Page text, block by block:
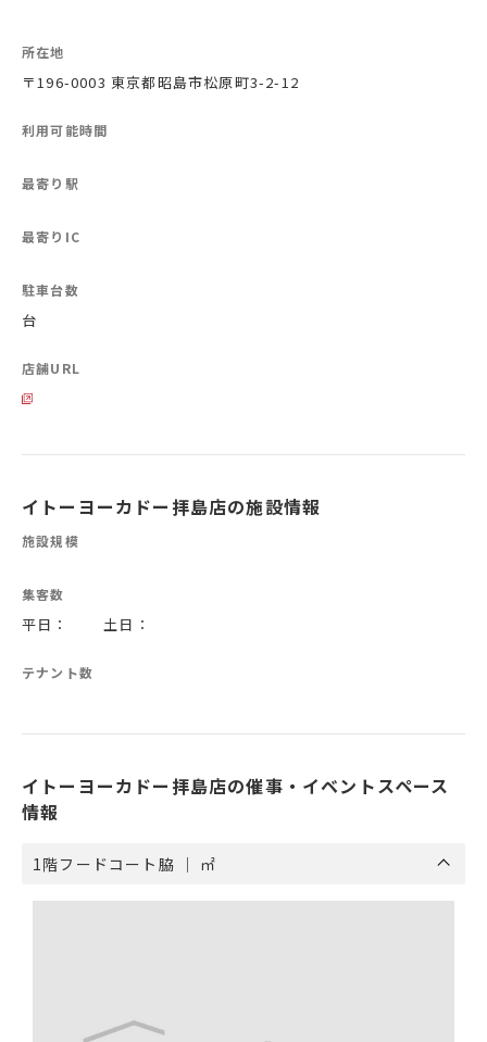
所在地
〒196-0003 東京都昭島市松原町3-2-12
利用可能時間
最寄り駅
最寄りIC
駐車台数
台
店舗URL
イトーヨーカドー拝島店の施設情報
施設規模
集客数
平日： 土日：
テナント数
イトーヨーカドー拝島店の催事・イベントスペース
情報
1階フードコート脇 ｜ ㎡